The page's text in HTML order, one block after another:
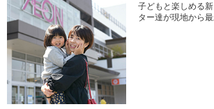
子どもと楽しめる
ター達が現地から最